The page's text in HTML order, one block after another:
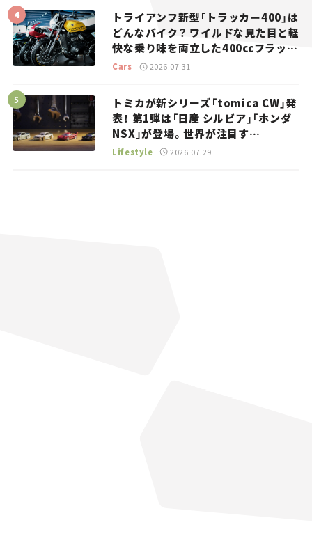
トライアンフ新型「トラッカー400」は
どんなバイク？ ワイルドな見た目と軽
快な乗り味を両立した400ccフラット
トラッカー【試乗レビュー】
Cars 2026.07.31
トミカが新シリーズ「tomica CW」発
表！ 第1弾は「日産 シルビア」「ホンダ
NSX」が登場。世界が注目す
る“JDM”に焦点【クルマとホビー】
Lifestyle 2026.07.29